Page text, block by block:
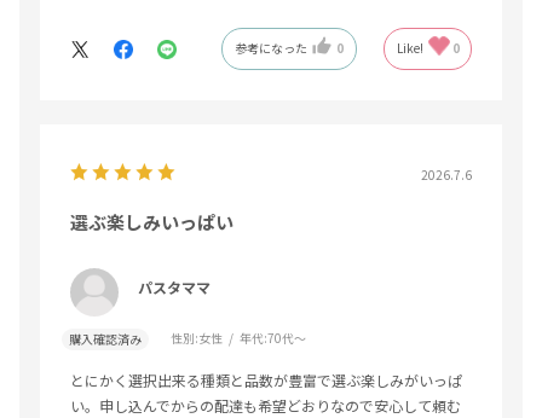
参考になった 0 Like! 0
2026.7.6
選ぶ楽しみいっぱい
パスタママ
購入確認済み 性別:女性 年代:70代～
とにかく選択出来る種類と品数が豊富で選ぶ楽しみがいっぱ
い。申し込んでからの配達も希望どおりなので安心して頼む